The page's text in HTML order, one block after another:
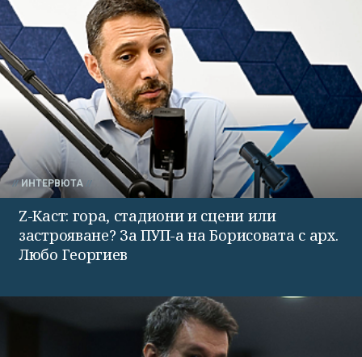
ИНТЕРВЮТА
Z-Каст: гора, стадиони и сцени или
застрояване? За ПУП-а на Борисовата с арх.
Любо Георгиев